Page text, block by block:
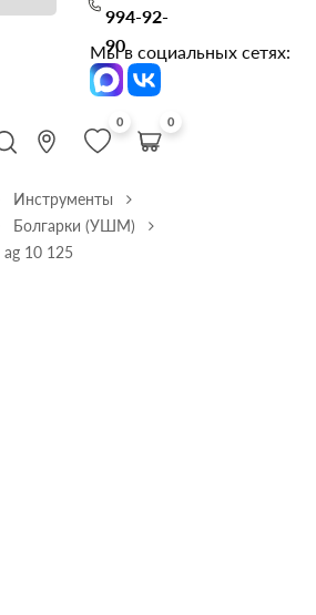
994-92-
90
Мы в социальных сетях:
0 0
Инструменты
Болгарки (УШМ)
10 125